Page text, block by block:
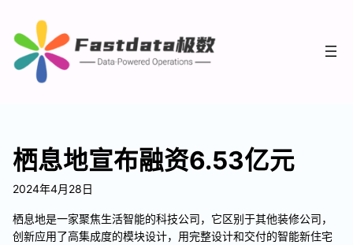
栖息地宣布融资6.53亿元
2024年4月28日
栖息地是一家聚焦生活智能的科技公司，它区别于其他装修公司，
创新应用了高集成度的模块设计，用完整设计和交付的智能新住宅